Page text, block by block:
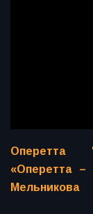
Оперетта
«Оперетта
Мельникова